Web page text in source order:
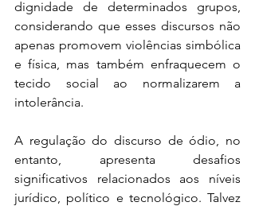
dignidade de determinados grupos,
considerando que esses discursos não
apenas promovem violências simbólica
e física, mas também enfraquecem o
tecido social ao normalizarem a
intolerância.
A regulação do discurso de ódio, no
entanto, apresenta desafios
significativos relacionados aos níveis
jurídico, político e tecnológico. Talvez